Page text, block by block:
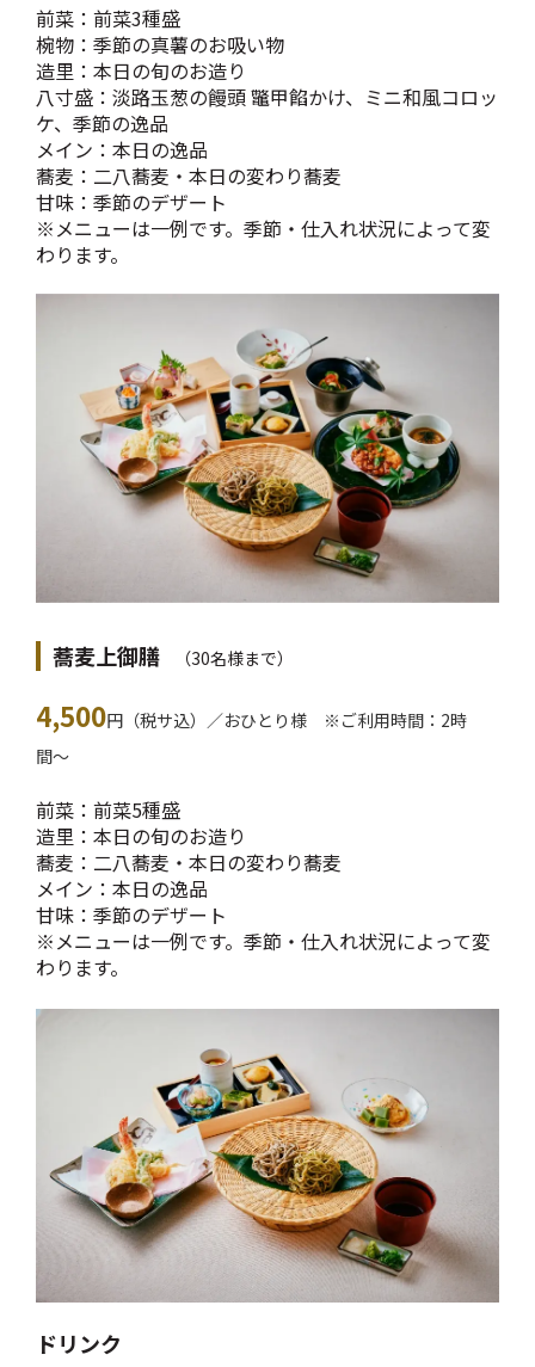
前菜：前菜3種盛
椀物：季節の真薯のお吸い物
造里：本日の旬のお造り
八寸盛：淡路玉葱の饅頭 鼈甲餡かけ、ミニ和風コロッ
ケ、季節の逸品
メイン：本日の逸品
蕎麦：二八蕎麦・本日の変わり蕎麦
甘味：季節のデザート
※メニューは一例です。季節・仕入れ状況によって変
わります。
蕎麦上御膳 （30名様まで）
4,500円（税サ込）／おひとり様 ※ご利用時間：2時
間〜
前菜：前菜5種盛
造里：本日の旬のお造り
蕎麦：二八蕎麦・本日の変わり蕎麦
メイン：本日の逸品
甘味：季節のデザート
※メニューは一例です。季節・仕入れ状況によって変
わります。
ドリンク